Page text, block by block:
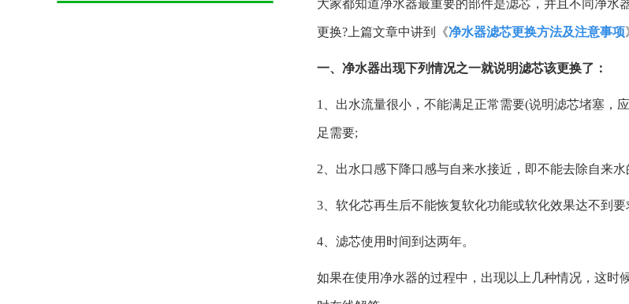
1 2 3 4 5
大家都知道净水器最重要的部件是滤芯，并且不同净
更换?上篇文章中讲到《净水器滤芯更换方法及注意事项
一、净水器出现下列情况之一就说明滤芯该更换了：
1、出水流量很小，不能满足正常需要(说明滤芯堵塞，
足需要;
2、出水口感下降口感与自来水接近，即不能去除自来
3、软化芯再生后不能恢复软化功能或软化效果达不到要
4、滤芯使用时间到达两年。
如果在使用净水器的过程中，出现以上几种情况，这时